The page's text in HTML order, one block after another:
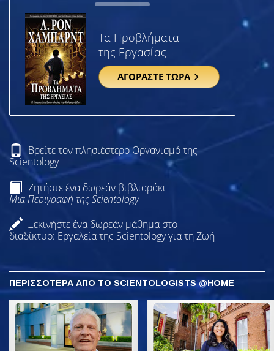
Τα Προβλήματα
της Εργασίας
ΑΓΟΡΑΣΤΕ ΤΩΡΑ
Βρείτε τον πλησιέστερο Οργανισμό της
Scientology
Ζητήστε ένα δωρεάν βιβλιαράκι
Μια Περιγραφή της Scientology
Ξεκινήστε ένα δωρεάν μάθημα στο
διαδίκτυο: Εργαλεία της Scientology για τη Ζωή
ΠΕΡΙΣΣΟΤΕΡΑ ΑΠΟ ΤΟ SCIENTOLOGISTS @HOME